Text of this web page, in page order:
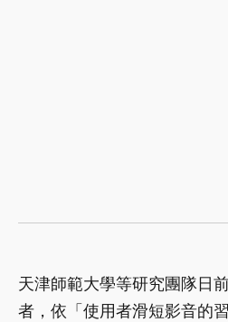
天津師範大學等研究團隊日
者，依「使用者滑短影音的